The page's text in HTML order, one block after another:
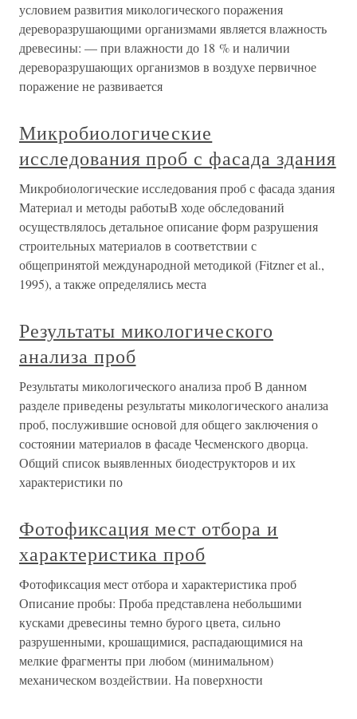
условием развития микологического поражения
дереворазрушающими организмами является влажность
древесины: — при влажности до 18 % и наличии
дереворазрушающих организмов в воздухе первичное
поражение не развивается
Микробиологические
исследования проб с фасада здания
Микробиологические исследования проб с фасада здания
Материал и методы работыВ ходе обследований
осуществлялось детальное описание форм разрушения
строительных материалов в соответствии с
общепринятой международной методикой (Fitzner et al.,
1995), а также определялись места
Результаты микологического
анализа проб
Результаты микологического анализа проб В данном
разделе приведены результаты микологического анализа
проб, послужившие основой для общего заключения о
состоянии материалов в фасаде Чесменского дворца.
Общий список выявленных биодеструкторов и их
характеристики по
Фотофиксация мест отбора и
характеристика проб
Фотофиксация мест отбора и характеристика проб
Описание пробы: Проба представлена небольшими
кусками древесины темно бурого цвета, сильно
разрушенными, крошащимися, распадающимися на
мелкие фрагменты при любом (минимальном)
механическом воздействии. На поверхности